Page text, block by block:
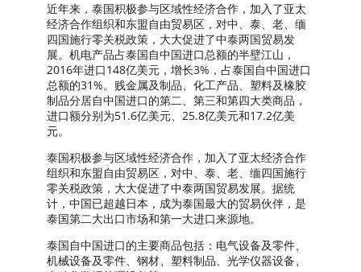
近年来，泰国积极参与区域性经济合作，加入了亚太
经济合作组织和东盟自由贸易区，对中、泰、老、缅
四国施行零关税政策，大大促进了中泰两国贸易发
展。机电产品占泰国自中国进口总额的半壁江山，
2016年进口148亿美元，增长3%，占泰国自中国进口
总额的31%。贱金属及制品、化工产品、塑料及橡胶
制品分居自中国进口的第二、第三和第四大类商品，
进口额分别为51.6亿美元、25.8亿美元和17.2亿美
元。
泰国积极参与区域性经济合作，加入了亚太经济合作
组织和东盟自由贸易区，对中、泰、老、缅四国施行
零关税政策，大大促进了中泰两国贸易发展。据统
计，中国已超越日本，成为泰国最大的贸易伙伴，是
泰国第二大出口市场和第一大进口来源地。
泰国自中国进口的主要商品包括：电气设备及零件、
机械设备及零件、钢材、塑料制品、光学仪器设备、